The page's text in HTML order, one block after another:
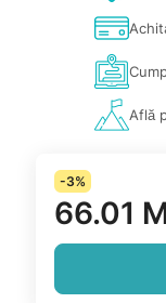
Află
-3%
66.01